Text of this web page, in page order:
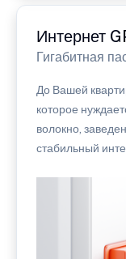
Интернет
Гигабитная
До Вашей
которое
волокно,
стабильный